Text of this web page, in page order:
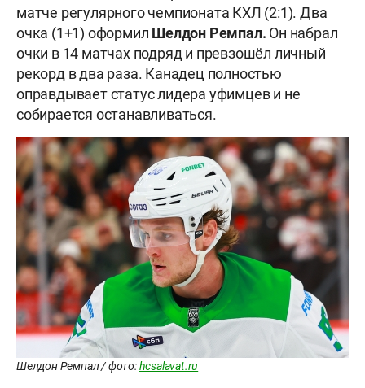
матче регулярного чемпионата КХЛ (2:1). Два
очка (1+1) оформил Шелдон Ремпал. Он набрал
очки в 14 матчах подряд и превзошёл личный
рекорд в два раза. Канадец полностью
оправдывает статус лидера уфимцев и не
собирается останавливаться.
Шелдон Ремпал / фото:hcsalavat.ru